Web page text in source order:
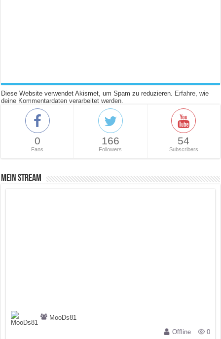
Diese Website verwendet Akismet, um Spam zu reduzieren. Erfahre, wie
deine Kommentardaten verarbeitet werden.
0
Fans
166
Followers
54
Subscribers
Mein Stream
MooDs81
Offline
0